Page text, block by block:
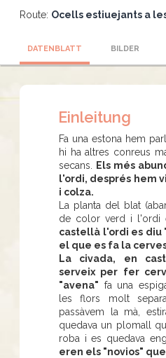
Route: Ocells estiuejants a
DATENBLATT BILDER
Einleitung
Fa una estona hem
hi ha altres conreus
secans.
Els més
l'ordi, després hem
i colza.
La planta del blat
de color verd i l'ordi
castellà l'ordi es diu
el que es fa la
La civada, en
serveix per fer
"avena" fa una
les flors molt
passàvem la mà,
quedava un plomall
roba i es quedava
eren els "novios"